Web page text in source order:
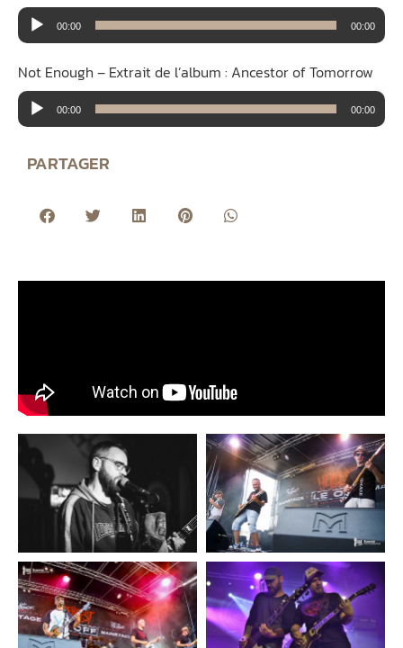
Lecteur
audio
00:00 00:00
Not Enough – Extrait de l’album : Ancestor of Tomorrow
Lecteur
audio
00:00 00:00
PARTAGER